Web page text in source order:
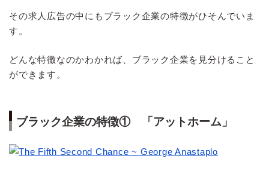
その求人広告の中にもブラック企業の特徴がひそんでいま
す。
どんな特徴なのかわかれば、ブラック企業を見分けること
ができます。
ブラック企業の特徴① 「アットホーム」